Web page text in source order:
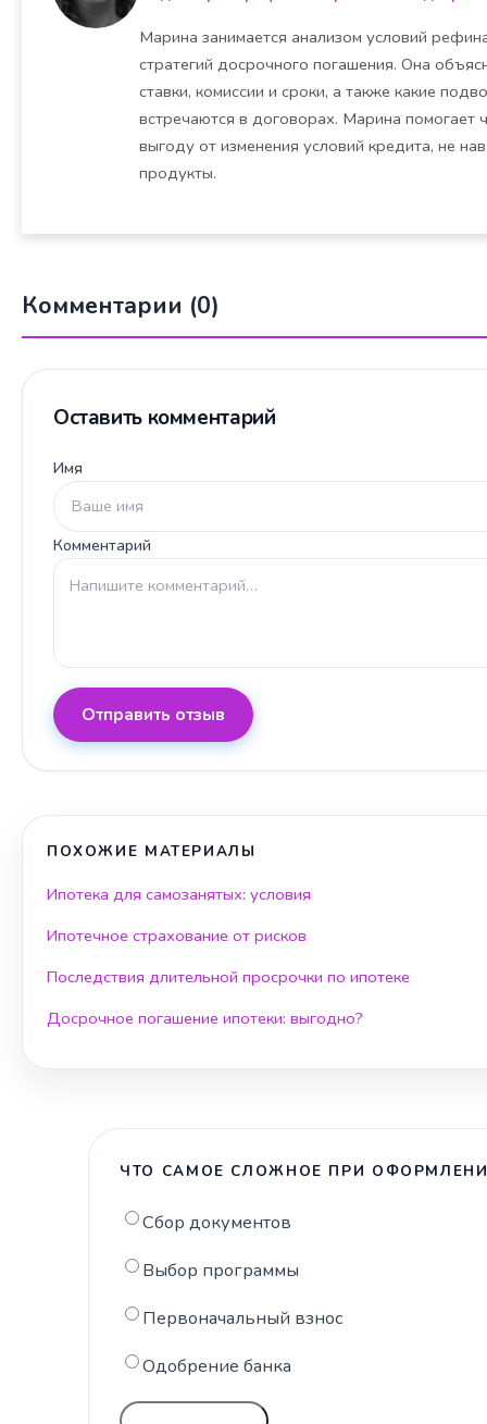
Марина занимается анализом условий
стратегий досрочного погашения. Она
ставки, комиссии и сроки, а также какие
встречаются в договорах. Марина помогает
выгоду от изменения условий кредита, не
продукты.
Комментарии (0)
Оставить комментарий
Имя
Комментарий
Отправить отзыв
ПОХОЖИЕ МАТЕРИАЛЫ
Ипотека для самозанятых: условия
Ипотечное страхование от рисков
Последствия длительной просрочки по ипотеке
Досрочное погашение ипотеки: выгодно?
ЧТО САМОЕ СЛОЖНОЕ ПРИ
Сбор документов
Выбор программы
Первоначальный взнос
Одобрение банка